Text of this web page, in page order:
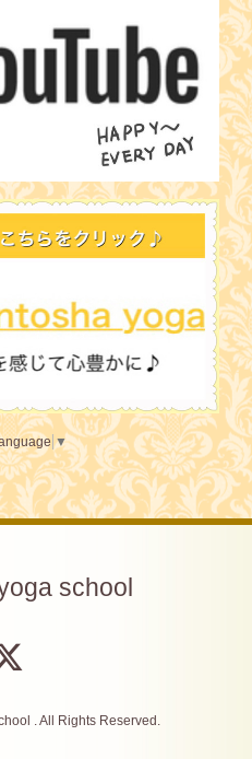
▼
school
. All Rights Reserved.